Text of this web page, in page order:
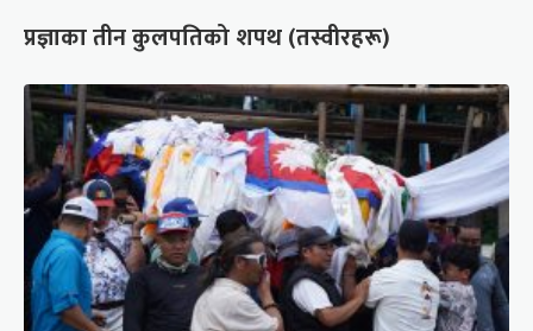
प्रज्ञाका तीन कुलपतिको शपथ (तस्वीरहरू)